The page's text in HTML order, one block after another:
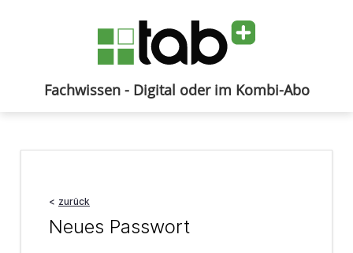
Fachwissen - Digital oder im Kombi-Abo